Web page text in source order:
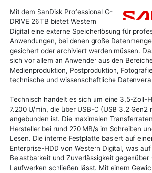
Mit dem SanDisk Professional G-
DRIVE 26 TB bietet Western
Digital eine externe Speicherlösung für
Anwendungen, bei denen große
gesichert oder archiviert werden müssen.
sich vor allem an Anwender aus den
Medienproduktion, Postproduktion,
technische und wissenschaftliche
Technisch handelt es sich um eine 3,5-Zoll-
7.200 U/min, die über USB-C (USB 3.2 Gen2
angebunden ist. Die maximalen
Hersteller bei rund 270 MB/s im Schreiben
Lesen. Die interne Festplatte basiert auf
Enterprise-HDD von Western Digital, was
Belastbarkeit und Zuverlässigkeit gegenüber
Laufwerken schließen lässt. Mit einem